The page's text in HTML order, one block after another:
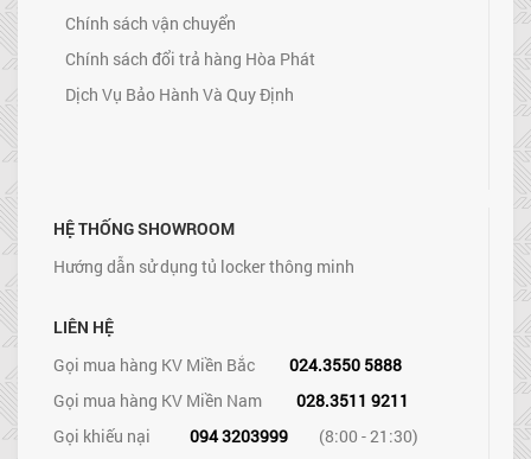
Chính sách vận chuyển
Chính sách đổi trả hàng Hòa Phát
Dịch Vụ Bảo Hành Và Quy Định
HỆ THỐNG SHOWROOM
Hướng dẫn sử dụng tủ locker thông minh
LIÊN HỆ
Gọi mua hàng KV Miền Bắc
024.3550 5888
Gọi mua hàng KV Miền Nam
028.3511 9211
Gọi khiếu nại
094 3203999
(8:00 - 21:30)